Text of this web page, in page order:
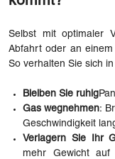
Selbst mit optimaler
Abfahrt oder an einem
So verhalten Sie sich
Bleiben Sie ruhig
Gas wegnehmen:
Geschwindigkeit
Verlagern Sie Ihr
mehr Gewicht